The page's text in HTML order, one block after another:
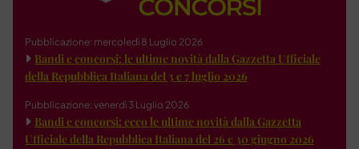
Pubblicazione: mercoledì 8 Luglio 2026
Bandi e concorsi: le ultime novità dalla Gazzetta Ufficiale
della Repubblica Italiana del 3 e 7 luglio 2026
Pubblicazione: venerdì 3 Luglio 2026
Bandi e concorsi: ecco le ultime novità dalla Gazzetta
Ufficiale della Repubblica Italiana del 26 e 30 giugno 2026